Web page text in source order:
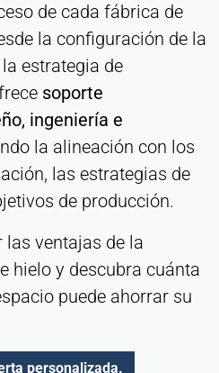
de cada fábrica de
la configuración de la
estrategia de
soporte
ingeniería e
la alineación con los
las estrategias de
de producción.
las ventajas de la
hielo y descubra cuánta
puede ahorrar su
personalizada.